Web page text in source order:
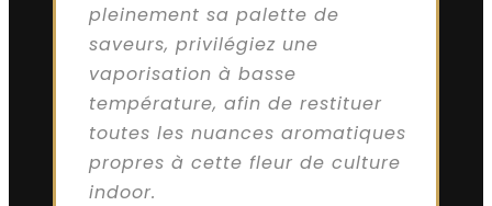
pleinement sa palette de
saveurs, privilégiez une
vaporisation à basse
température, afin de restituer
toutes les nuances aromatiques
propres à cette fleur de culture
indoor.